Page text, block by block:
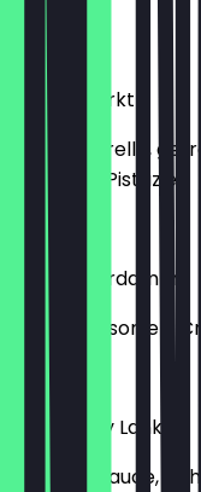
13,40 €
Sonett Markt
mit Mozzarella,
gehackte Pistazien
Pizza Käserdamm
mit 5 Käsesorten,
Pizza Curry Lanke
mit Currysauce,